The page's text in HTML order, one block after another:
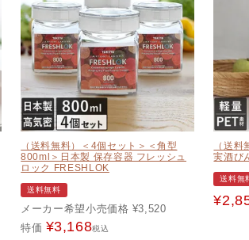
（送料無料）＜4個セット＞＜角型
800ml＞日本製 保存容器 フレッシュ
ロック FRESHLOK
送料無料
メーカー希望小売価格 ¥3,520
特価 ¥3,168税込
（送
実酒び
送料無
¥